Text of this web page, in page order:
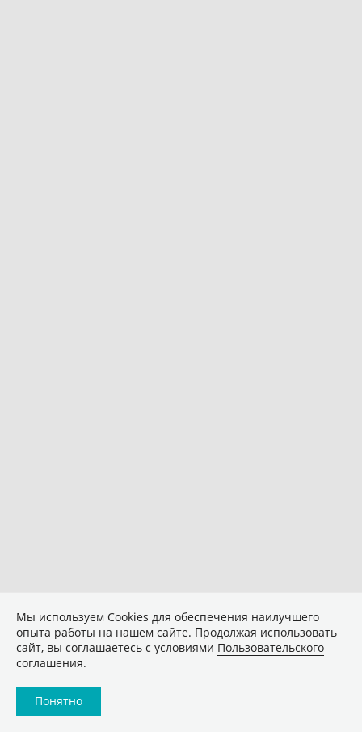
Мы используем Сookies для обеспечения наилучшего
опыта работы на нашем сайте. Продолжая использовать
сайт, вы соглашаетесь с условиями Пользовательского
соглашения.
Понятно